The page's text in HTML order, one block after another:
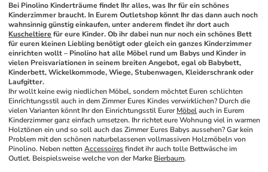
Bei Pinolino Kinderträume findet Ihr alles, was Ihr für ein schönes
Kinderzimmer braucht. In Eurem Outletshop könnt Ihr das dann auch noch
Kuscheltiere für eure Kinder. Ob ihr dabei nun nur noch ein schönes Bett
für euren kleinen Liebling benötigt oder gleich ein ganzes Kinderzimmer
einrichten wollt – Pinolino hat alle Möbel rund um Babys und Kinder in
vielen Preisvariationen in seinem breiten Angebot, egal ob Babybett,
Kinderbett, Wickelkommode, Wiege, Stubenwagen, Kleiderschrank oder
Laufgitter.
Ihr wollt keine ewig niedlichen Möbel, sondern möchtet Euren schlichten
Einrichtungsstil auch in dem Zimmer Eures Kindes verwirklichen? Durch die
vielen Varianten könnt Ihr den Einrichtungsstil Eurer Möbel auch in Eurem
Kinderzimmer ganz einfach umsetzen. Ihr richtet eure Wohnung viel in warmen
Holztönen ein und so soll auch das Zimmer Eures Babys aussehen? Gar kein
Problem mit den schönen naturbelassenen vollmassiven Holzmöbeln von
Pinolino. Neben netten Accessoires findet ihr auch tolle Bettwäsche im
Outlet. Beispielsweise welche von der Marke Bierbaum.